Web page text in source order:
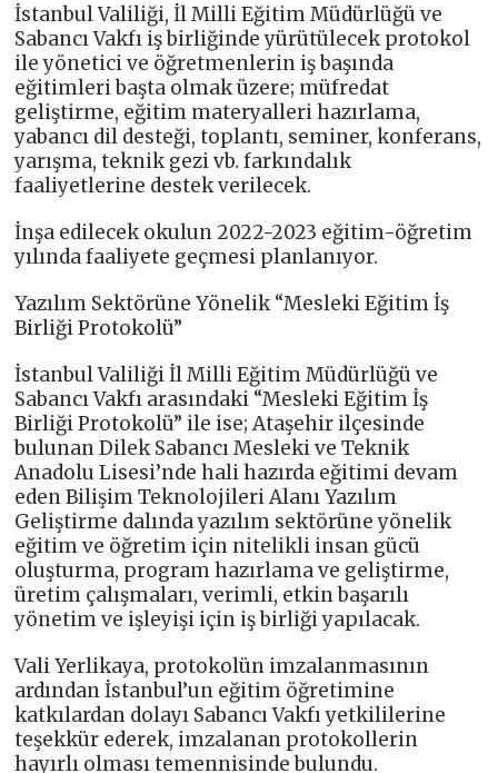
İstanbul Valiliği, İl Milli Eğitim Müdürlüğü ve
Sabancı Vakfı iş birliğinde yürütülecek protokol
ile yönetici ve öğretmenlerin iş başında
eğitimleri başta olmak üzere; müfredat
geliştirme, eğitim materyalleri hazırlama,
yabancı dil desteği, toplantı, seminer, konferans,
yarışma, teknik gezi vb. farkındalık
faaliyetlerine destek verilecek.
İnşa edilecek okulun 2022-2023 eğitim-öğretim
yılında faaliyete geçmesi planlanıyor.
Yazılım Sektörüne Yönelik “Mesleki Eğitim İş
Birliği Protokolü”
İstanbul Valiliği İl Milli Eğitim Müdürlüğü ve
Sabancı Vakfı arasındaki “Mesleki Eğitim İş
Birliği Protokolü” ile ise; Ataşehir ilçesinde
bulunan Dilek Sabancı Mesleki ve Teknik
Anadolu Lisesi’nde hali hazırda eğitimi devam
eden Bilişim Teknolojileri Alanı Yazılım
Geliştirme dalında yazılım sektörüne yönelik
eğitim ve öğretim için nitelikli insan gücü
oluşturma, program hazırlama ve geliştirme,
üretim çalışmaları, verimli, etkin başarılı
yönetim ve işleyişi için iş birliği yapılacak.
Vali Yerlikaya, protokolün imzalanmasının
ardından İstanbul’un eğitim öğretimine
katkılardan dolayı Sabancı Vakfı yetkililerine
teşekkür ederek, imzalanan protokollerin
hayırlı olması temennisinde bulundu.